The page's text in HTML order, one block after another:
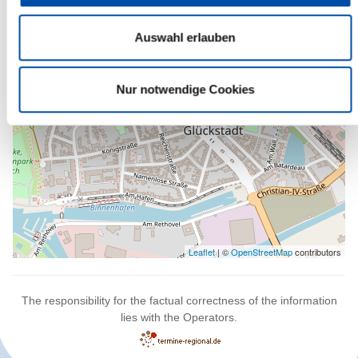
Auswahl erlauben
Nur notwendige Cookies
wandeln.
Leaflet| ©OpenStreetMapcontributors
The responsibility for the factual correctness of the information
lies with the Operators.